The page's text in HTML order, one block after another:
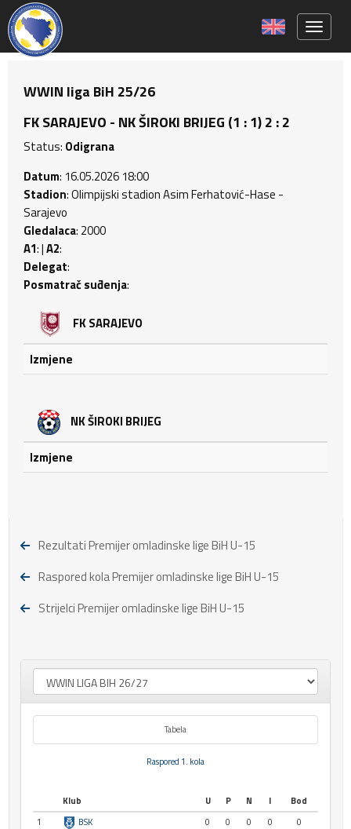
WWIN liga BiH 25/26
FK SARAJEVO - NK ŠIROKI BRIJEG (1 : 1) 2 : 2
Status: Odigrana
Datum: 16.05.2026 18:00
Stadion: Olimpijski stadion Asim Ferhatović-Hase -
Sarajevo
Gledalaca: 2000
A1: |A2:
Delegat:
Posmatrač suđenja:
FK SARAJEVO
Izmjene
NK ŠIROKI BRIJEG
Izmjene
Rezultati Premijer omladinske lige BiH U-15
Raspored kola Premijer omladinske lige BiH U-15
Strijelci Premijer omladinske lige BiH U-15
Tabela
Raspored 1. kola
Klub U P N I
Bod
1
BSK 0 0 0 0
0